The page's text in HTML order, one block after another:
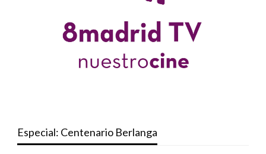
Especial: Centenario Berlanga